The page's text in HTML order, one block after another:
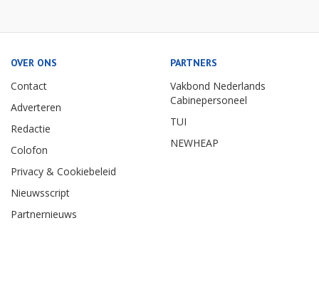
OVER ONS
Contact
Adverteren
Redactie
Colofon
Privacy & Cookiebeleid
Nieuwsscript
Partnernieuws
PARTNERS
Vakbond Nederlands
Cabinepersoneel
TUI
NEWHEAP